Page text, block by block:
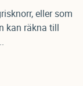
eller som
kan räkna till